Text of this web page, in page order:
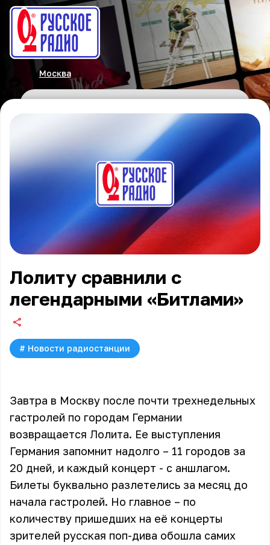
Москва
Лолиту сравнили с
легендарными «Битлами»
# Новости радиостанции
Завтра в Москву после почти трехнедельных
гастролей по городам Германии
возвращается Лолита. Ее выступления
Германия запомнит надолго – 11 городов за
20 дней, и каждый концерт - с аншлагом.
Билеты буквально разлетелись за месяц до
начала гастролей. Но главное – по
количеству пришедших на её концерты
зрителей русская поп-дива обошла самих